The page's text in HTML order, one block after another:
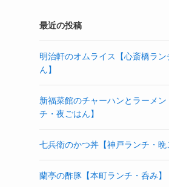
最近の投稿
明治軒のオムライス【心斎橋ラン
ん】
新福菜館のチャーハンとラーメン
チ・夜ごはん】
七兵衛のかつ丼【神戸ランチ・晩
蘭亭の酢豚【本町ランチ・呑み】